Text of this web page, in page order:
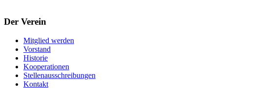
Der Verein
Mitglied werden
Vorstand
Historie
Kooperationen
Stellenausschreibungen
Kontakt